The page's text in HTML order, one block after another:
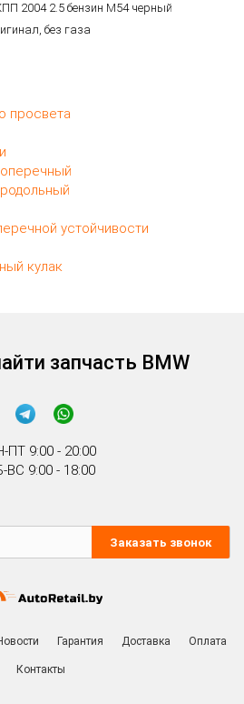
2004 2.5 бензин M54 черный
без газа
просвета
устойчивости
кулак
запчасть BMW
ПТ 9:00 - 20:00
ВС 9:00 - 18:00
Заказать звонок
Гарантия Доставка Оплата
Контакты